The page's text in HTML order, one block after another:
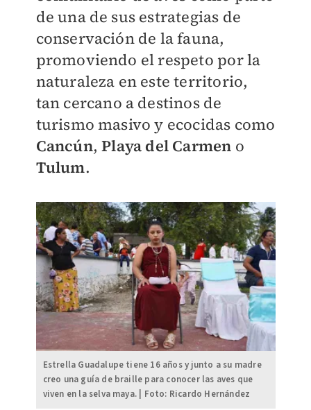
de una de sus estrategias de
conservación de la fauna,
promoviendo el respeto por la
naturaleza en este territorio,
tan cercano a destinos de
turismo masivo y ecocidas como
Cancún,Playa del Carmen o
Tulum.
Estrella Guadalupe tiene 16 años y junto a su madre
creo una guía de braille para conocer las aves que
viven en la selva maya. | Foto: Ricardo Hernández